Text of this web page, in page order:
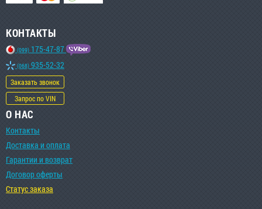
КОНТАКТЫ
(099) 175-47-87
(068) 935-52-32
Заказать звонок
Запрос по VIN
О НАС
Контакты
Доставка и оплата
Гарантии и возврат
Договор оферты
Статус заказа